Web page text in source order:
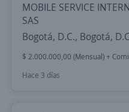
MOBILE SERVICE
SAS
Bogotá, D.C., Bogotá,
$ 2.000.000,00 (Mensual) +
Hace 3 días